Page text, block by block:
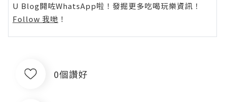
U Blog開咗WhatsApp啦！發掘更多吃喝玩樂資訊！
Follow 我哋 ！
0個讚好